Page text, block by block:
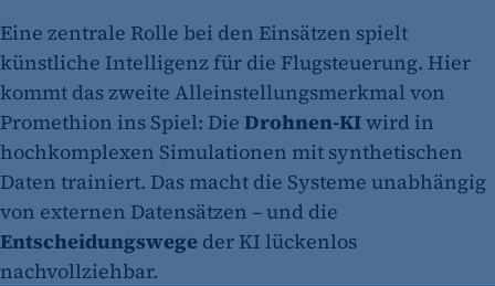
Eine zentrale Rolle bei den Einsätzen spielt
künstliche Intelligenz für die Flugsteuerung. Hier
kommt das zweite Alleinstellungsmerkmal von
Promethion ins Spiel: Die Drohnen-KIwird in
hochkomplexen Simulationen mit synthetischen
Daten trainiert. Das macht die Systeme unabhängig
von externen Datensätzen – und die
Entscheidungswege der KI lückenlos
nachvollziehbar.